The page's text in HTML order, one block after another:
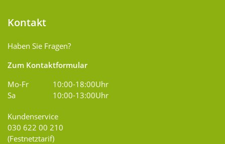
Kontakt
Haben Sie Fragen?
Zum Kontaktformular
Mo-Fr
10:00-18:00Uhr
Sa
10:00-13:00Uhr
Kundenservice
030 622 00 210
(Festnetztarif)